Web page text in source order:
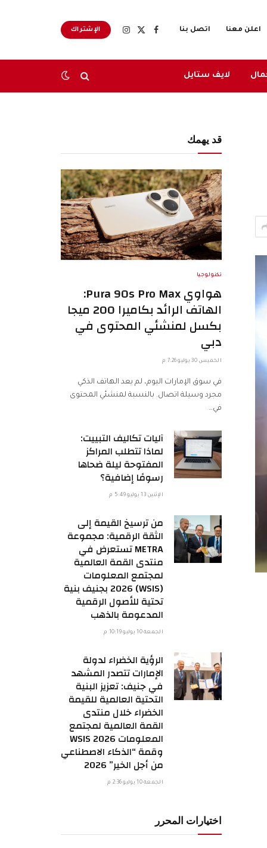
اعلن معنا اتصل بنا
فيسبوك
X
الانستغرام
الإشتراك
لايف ستايل
قد يهمك
تكنولوجيا
هواوي Pura 90s Pro Max:
الهاتف الرائد بكاميرا 200 ميجا
بكسل لمنشئي المحتوى في
دبي
الخميس 30 يوليو 7:26 م
في سوق الإمارات اليوم، لم يعد الهاتف الذكي
مجرد وسيلة اتصال. بالنسبة لمنشئي المحتوى
في…
آليات تكاليف التبييت:
لماذا تتطلب المراكز
المفتوحة ليلة ضحاها
رسومًا إضافية؟
الإثنين 13 يوليو 5:49 م
من ترسيخ القيمة إلى
الثقة الرقمية: مجموعة
METRA تستعرض في
منتدى القمة العالمية
لمجتمع المعلومات
(WSIS) 2026 بجنيف بنية
تحتية للأصول الرقمية
المدعومة بالذهب
الجمعة 10 يوليو 10:19 م
الرؤية الخضراء لدولة
الإمارات تتصدر المشهد
في جنيف: تعزيز البنية
التحتية العالمية للقيمة
الخضراء خلال منتدى
القمة العالمية لمجتمع
المعلومات WSIS 2026
وقمة “الذكاء الاصطناعي
من أجل الخير” 2026
الجمعة 10 يوليو 2:36 م
اختيارات المحرر